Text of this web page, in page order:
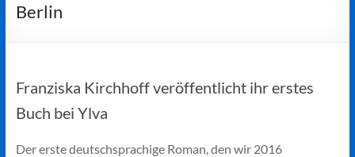
Berlin
Franziska Kirchhoff veröffentlicht ihr erstes
Buch bei Ylva
Der erste deutschsprachige Roman, den wir 2016